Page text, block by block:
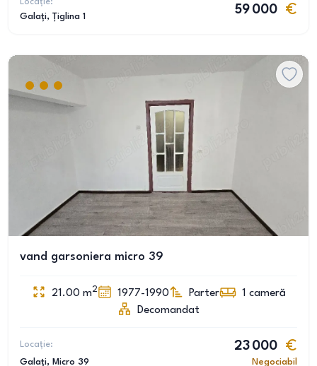
Galați, Țiglina 1
59 000
vand garsoniera micro 39
21.00 m2 1977-1990 Parter 1 cameră
Decomandat
Locație:
Galați, Micro 39
23 000
Negociabil